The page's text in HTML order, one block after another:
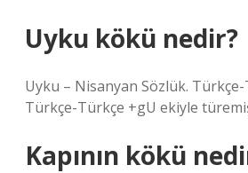
Uyku kökü nedir?
Uyku – Nisanyan Sözlük.
Türkçe-Türkçe +gU ekiyle
Kapının kökü